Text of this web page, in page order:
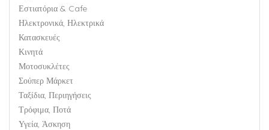
Εστιατόρια & Cafe
Ηλεκτρονικά, Ηλεκτρικά
Κατασκευές
Κινητά
Μοτοσυκλέτες
Σούπερ Μάρκετ
Ταξίδια, Περιηγήσεις
Τρόφιμα, Ποτά
Υγεία, Άσκηση